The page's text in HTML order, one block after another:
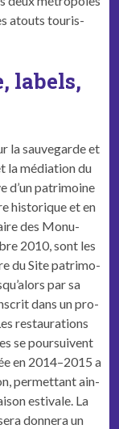
atouts touris­
labels,
la sauve­g­arde et
la médi­a­tion du
d’un pat­ri­moine
his­torique et en
des Mon­u­
2010, sont les
du Site pat­ri­mo­
par sa
dans un pro­
restau­ra­tions
se pour­suiv­ent
en 2014–2015 a
per­me­t­tant ain­
esti­vale. La
don­nera un